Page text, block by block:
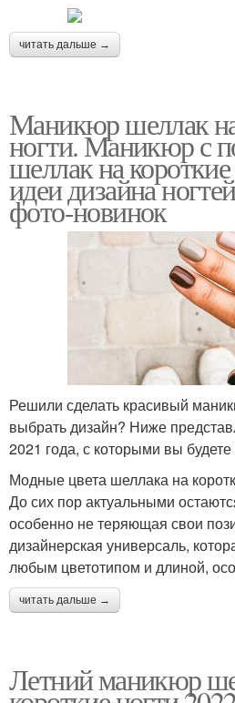
читать дальше →
Маникюр шеллак
ногти. Маникюр с
шеллак на
идеи дизайна
фото-новинок
Решили сделать красивый
выбрать дизайн? Ниже
2021 года, с которыми вы
Модные цвета шеллака на
До сих пор актуальными
особенно не теряющая свои
дизайнерская универсаль,
любым цветотипом и длиной,
читать дальше →
Летний маникюр